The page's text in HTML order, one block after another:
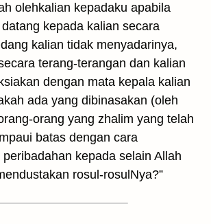
olehkalian kepadaku apabila
kepada kalian secara
kalian tidak menyadarinya,
terang-terangan dan kalian
dengan mata kepala kalian
ada yang dibinasakan (oleh
orang yang zhalim yang telah
batas dengan cara
kepada selain Allah
rosul-rosulNya?”